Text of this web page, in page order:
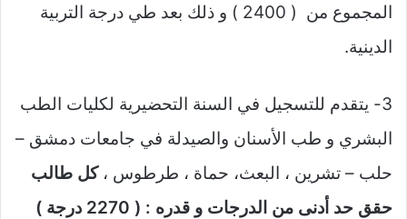
المجموع من ( 2400 ) و ذلك بعد طي درجة التربية
الدينية.
3- يتقدم للتسجيل في السنة التحضيرية لكليات الطب
البشري و طب الأسنان والصيدلة في جامعات دمشق –
حلب – تشرين ، البعث، حماة ، طرطوس ،كل طالب
حقق حد أدنى من الدرجات و قدره : ( 2270 درجة )